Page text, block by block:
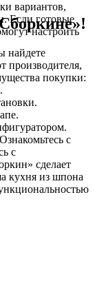
вариантов,
Если готовые
настроить
найдете
производителя,
покупки:
с
с
сделает
кухня из шпона